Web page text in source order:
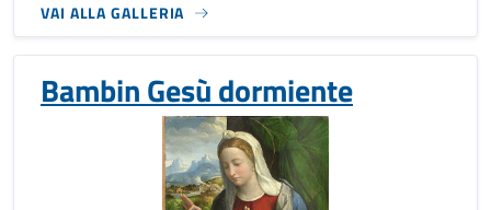
VAI ALLA GALLERIA
Bambin Gesù dormiente